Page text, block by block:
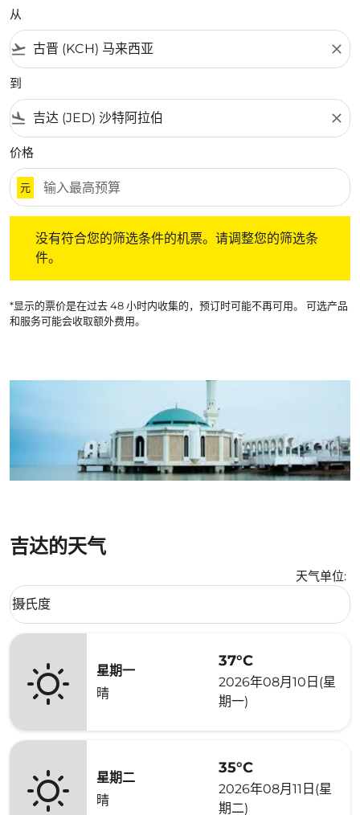
从
flight_takeoff close
到
flight_land close
价格
元
没有符合您的筛选条件的机票。请调整您的筛选条
件。
*显示的票价是在过去 48 小时内收集的，预订时可能不再可用。 可选产品
和服务可能会收取额外费用。
吉达的天气
天气单位:
Weather unit option 摄氏度 Selected
摄氏度
keyboard_arrow_down
星期一
晴
37°C
2026年08月10日(星
期一)
星期二
晴
35°C
2026年08月11日(星
期二)